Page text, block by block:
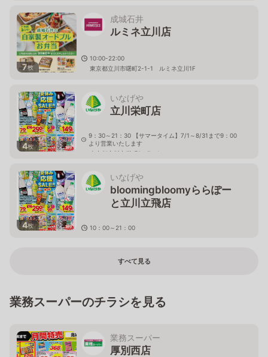
7枚
成城石井
ルミネ立川店
10:00-22:00
東京都立川市曙町2-1-1 ルミネ立川1F
4枚
いなげや
立川栄町店
9：30～21：30 【サマータイム】7/1～8/31まで9：00
より営業いたします
東京都立川市栄町3－7－1
4枚
いなげや
bloomingbloomyららぽー
と立川立飛店
10：00～21：00
すべて見る
業務スーパーのチラシを見る
業務スーパー
厚別西店